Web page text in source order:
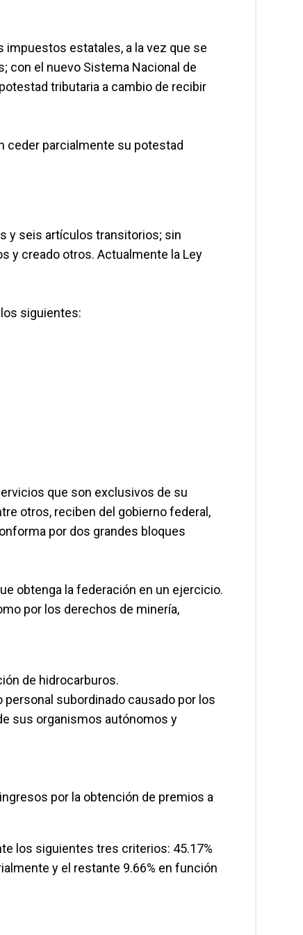
impuestos estatales, a la vez que se
con el nuevo Sistema Nacional de
tributaria a cambio de recibir
ceder parcialmente su potestad
y seis artículos transitorios; sin
y creado otros. Actualmente la Ley
siguientes:
que son exclusivos de su
otros, reciben del gobierno federal,
por dos grandes bloques
obtenga la federación en un ejercicio.
por los derechos de minería,
de hidrocarburos.
subordinado causado por los
sus organismos autónomos y
por la obtención de premios a
los siguientes tres criterios: 45.17%
y el restante 9.66% en función